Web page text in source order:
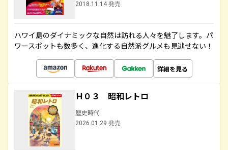
2018.11.14 発売
ハワイ島のダイナミックな自然は訪れる人々を魅了します。パ
ワースポットも数多く、進化する自然派グルメも見逃せない！
詳細を見る
Ｈ０３ 昭和レトロ
歴史時代
2026.01.29 発売